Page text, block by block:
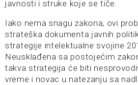
javnosti i struke koje se tiče.
Iako nema snagu zakona, ovi
strateška dokumenta javnih
strategije intelektualne svojine
Neusklađena sa postojećim
takva strategija će biti
vreme i novac u natezanju sa